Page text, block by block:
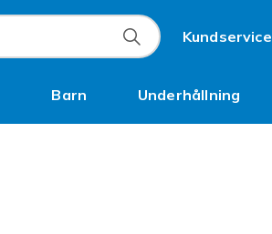
Kundservice
Barn Underhållning